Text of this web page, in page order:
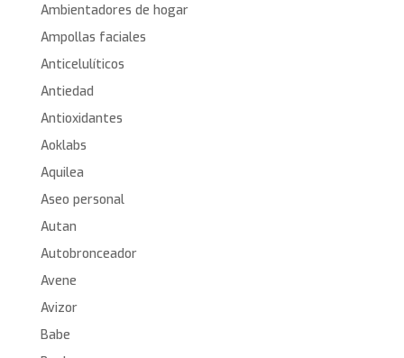
Ambientadores de hogar
Ampollas faciales
Anticelulíticos
Antiedad
Antioxidantes
Aoklabs
Aquilea
Aseo personal
Autan
Autobronceador
Avene
Avizor
Babe